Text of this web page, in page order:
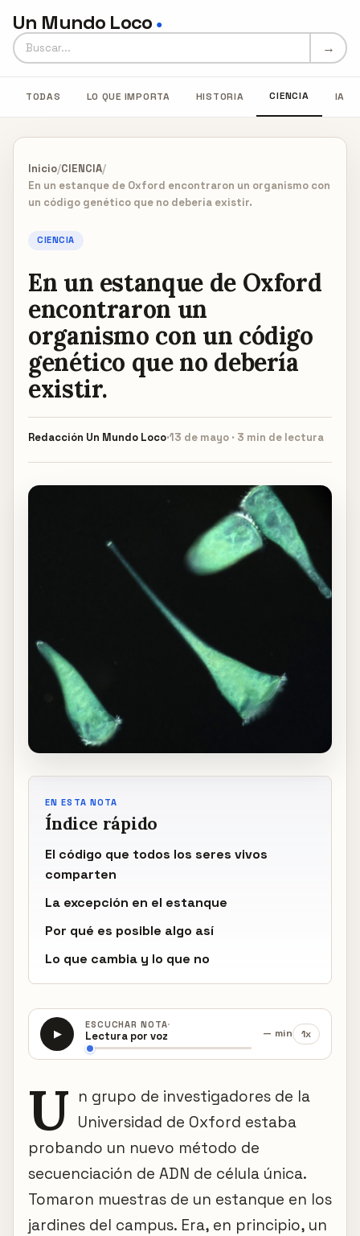
Un Mundo Loco ●
Buscar en Un Mundo Loco →
TODAS LO QUE IMPORTA HISTORIA CIENCIA IA
Inicio/CIENCIA/
En un estanque de Oxford encontraron un organismo con
un código genético que no debería existir.
CIENCIA
En un estanque de Oxford
encontraron un
organismo con un código
genético que no debería
existir.
Redacción Un Mundo Loco·13 de mayo · 3 min de lectura
EN ESTA NOTA
Índice rápido
El código que todos los seres vivos
comparten
La excepción en el estanque
Por qué es posible algo así
Lo que cambia y lo que no
▶
ESCUCHAR NOTA·
Lectura por voz
— min 1x
U n grupo de investigadores de la
Universidad de Oxford estaba
probando un nuevo método de
secuenciación de ADN de célula única.
Tomaron muestras de un estanque en los
jardines del campus. Era, en principio, un